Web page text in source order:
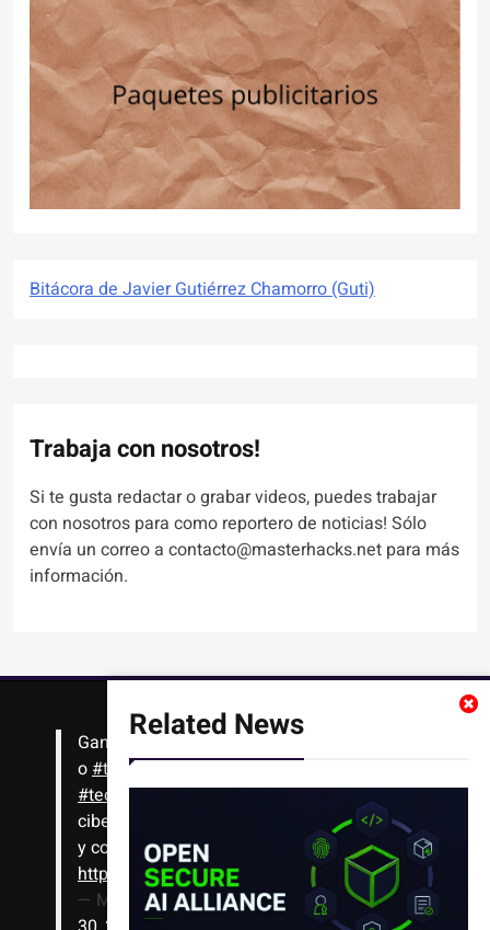
Related News
Bitácora de Javier Gutiérrez Chamorro (Guti)
Trabaja con nosotros!
Si te gusta redactar o grabar videos, puedes trabajar
con nosotros para como reportero de noticias! Sólo
envía un correo a contacto@masterhacks.net para más
información.
Gana #Bitcoin solo con leer artículos, noticias
o#tutoriales
#tecnología,#criptomonedas, seguridad
cibernética y más!! Sólo tienes que registrarte
y comenzar a navegar
https://t.co/1KjkllJEit
— Masterhacks (@Masterhacks_net)August